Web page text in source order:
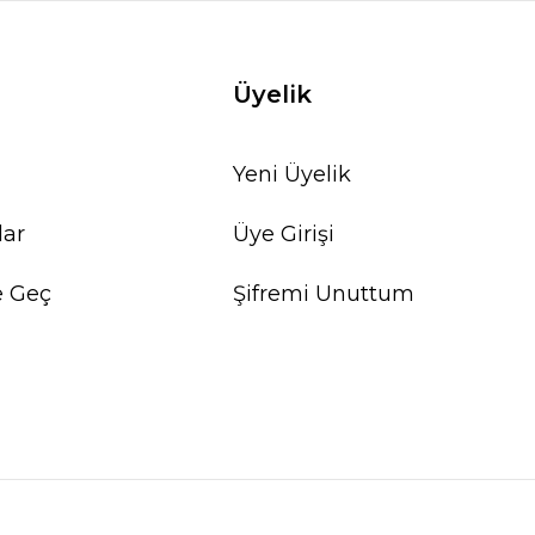
Geç
Üyelik
Yeni Üyelik
Üye Girişi
Şifremi Unuttum